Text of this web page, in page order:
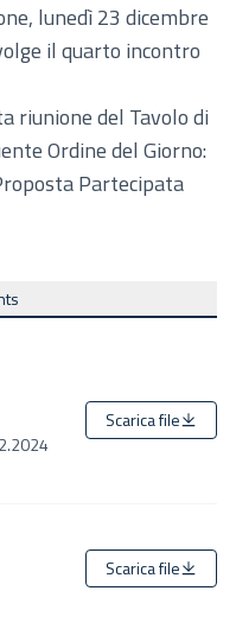
lunedì 23 dicembre
il quarto incontro
riunione del Tavolo di
Ordine del Giorno:
Partecipata
Scarica file
Scarica file